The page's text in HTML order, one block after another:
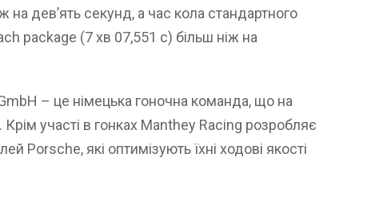
на дев’ять секунд, а час кола стандартного
package (7 хв 07,551 с) більш ніж на
– це німецька гоночна команда, що на
участі в гонках Manthey Racing розробляє
Porsche, які оптимізують їхні ходові якості